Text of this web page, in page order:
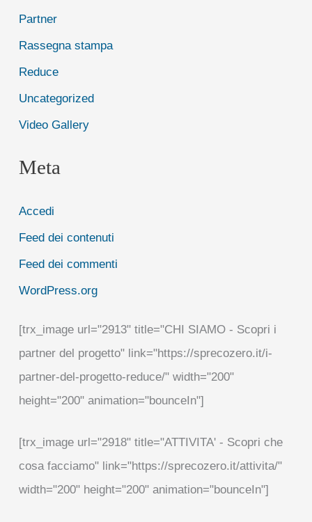
Partner
Rassegna stampa
Reduce
Uncategorized
Video Gallery
Meta
Accedi
Feed dei contenuti
Feed dei commenti
WordPress.org
[trx_image url="2913" title="CHI SIAMO - Scopri i
partner del progetto" link="https://sprecozero.it/i-
partner-del-progetto-reduce/" width="200"
height="200" animation="bounceIn"]
[trx_image url="2918" title="ATTIVITA' - Scopri che
cosa facciamo" link="https://sprecozero.it/attivita/"
width="200" height="200" animation="bounceIn"]